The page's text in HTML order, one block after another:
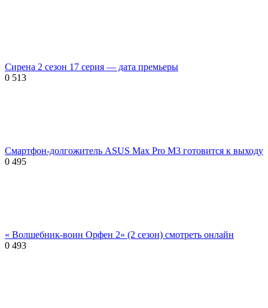
Сирена 2 сезон 17 серия — дата премьеры
0 513
Смартфон-долгожитель ASUS Max Pro M3 готовится к выходу
0 495
« Волшебник-воин Орфен 2» (2 сезон) смотреть онлайн
0 493